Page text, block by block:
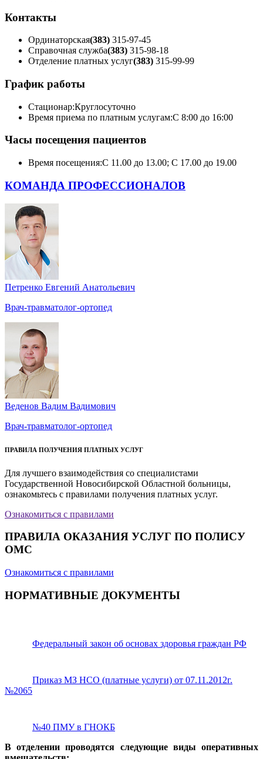
Контакты
Ординаторская(383) 315-97-45
Справочная служба(383) 315-98-18
Отделение платных услуг(383) 315-99-99
График работы
Стационар:Круглосуточно
Время приема по платным услугам:С 8:00 до 16:00
Часы посещения пациентов
Время посещения:С 11.00 до 13.00; С 17.00 до 19.00
КОМАНДА ПРОФЕССИОНАЛОВ
Петренко Евгений Анатольевич
Врач-травматолог-ортопед
Веденов Вадим Вадимович
Врач-травматолог-ортопед
ПРАВИЛА ПОЛУЧЕНИЯ ПЛАТНЫХ УСЛУГ
Для лучшего взаимодействия со специалистами
Государственной Новосибирской Областной больницы,
ознакомьтесь с правилами получения платных услуг.
Ознакомиться с правилами
ПРАВИЛА ОКАЗАНИЯ УСЛУГ ПО ПОЛИСУ
ОМС
Ознакомиться с правилами
НОРМАТИВНЫЕ ДОКУМЕНТЫ
Федеральный закон об основах здоровья граждан РФ
Приказ МЗ НСО (платные услуги) от 07.11.2012г.
№2065
№40 ПМУ в ГНОКБ
В отделении проводятся следующие виды оперативных